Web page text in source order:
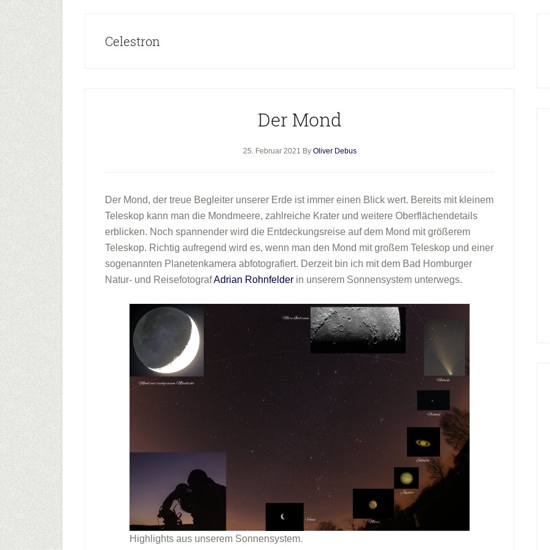
Celestron
Der Mond
25. Februar 2021 By Oliver Debus
Der Mond, der treue Begleiter unserer Erde ist immer einen Blick wert. Bereits mit kleinem
Teleskop kann man die Mondmeere, zahlreiche Krater und weitere Oberflächendetails
erblicken. Noch spannender wird die Entdeckungsreise auf dem Mond mit größerem
Teleskop. Richtig aufregend wird es, wenn man den Mond mit großem Teleskop und einer
sogenannten Planetenkamera abfotografiert. Derzeit bin ich mit dem Bad Homburger
Natur- und ReisefotografAdrian Rohnfelder in unserem Sonnensystem unterwegs.
Highlights aus unserem Sonnensystem.